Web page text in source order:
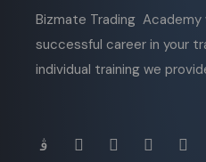
Bizmate Trading Academy
successful career in your
individual training we